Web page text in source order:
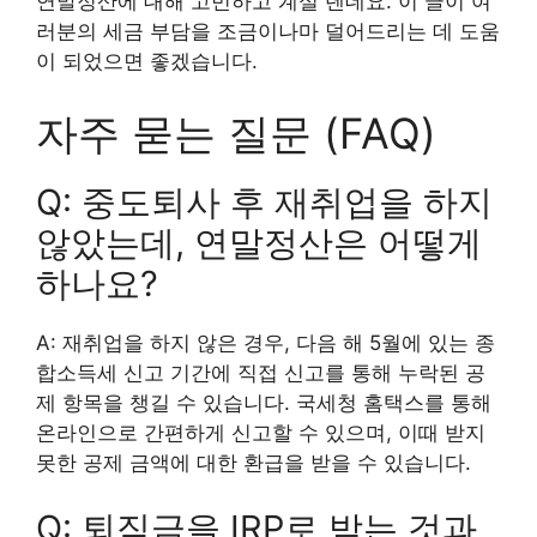
러분의 세금 부담을 조금이나마 덜어드리는 데 도움
이 되었으면 좋겠습니다.
자주 묻는 질문 (FAQ)
Q: 중도퇴사 후 재취업을 하지
않았는데, 연말정산은 어떻게
하나요?
A: 재취업을 하지 않은 경우, 다음 해 5월에 있는 종
합소득세 신고 기간에 직접 신고를 통해 누락된 공
제 항목을 챙길 수 있습니다. 국세청 홈택스를 통해
온라인으로 간편하게 신고할 수 있으며, 이때 받지
못한 공제 금액에 대한 환급을 받을 수 있습니다.
Q: 퇴직금을 IRP로 받는 것과